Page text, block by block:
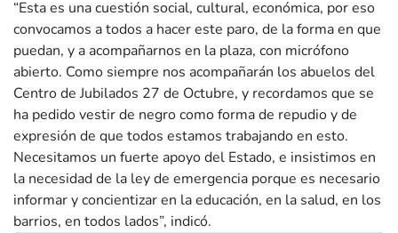
“Esta es una cuestión social, cultural, económica, por eso
convocamos a todos a hacer este paro, de la forma en que
puedan, y a acompañarnos en la plaza, con micrófono
abierto. Como siempre nos acompañarán los abuelos del
Centro de Jubilados 27 de Octubre, y recordamos que se
ha pedido vestir de negro como forma de repudio y de
expresión de que todos estamos trabajando en esto.
Necesitamos un fuerte apoyo del Estado, e insistimos en
la necesidad de la ley de emergencia porque es necesario
informar y concientizar en la educación, en la salud, en los
barrios, en todos lados”, indicó.